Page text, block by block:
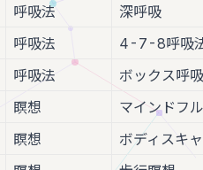
呼吸法
深呼吸
呼吸法
4-7-8呼吸
呼吸法
ボックス呼吸
瞑想
マインドフ
瞑想
ボディスキ